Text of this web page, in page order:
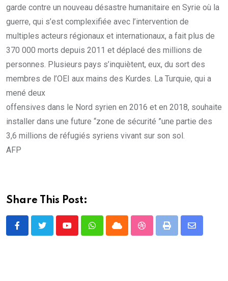
garde contre un nouveau désastre humanitaire en Syrie où la
guerre, qui s’est complexifiée avec l’intervention de
multiples acteurs régionaux et internationaux, a fait plus de
370 000 morts depuis 2011 et déplacé des millions de
personnes. Plusieurs pays s’inquiètent, eux, du sort des
membres de l’OEI aux mains des Kurdes. La Turquie, qui a
mené deux
offensives dans le Nord syrien en 2016 et en 2018, souhaite
installer dans une future “zone de sécurité ”une partie des
3,6 millions de réfugiés syriens vivant sur son sol.
AFP
Share This Post:
YoutubeWhatsappCloud StumbleUpon
Print
Share